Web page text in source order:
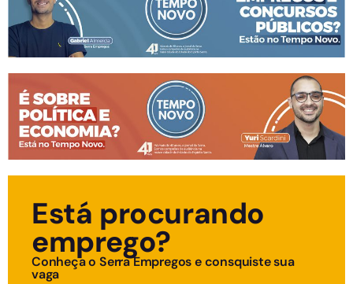
Está procurando
emprego?
Conheça o Serra Empregos e consquiste sua
vaga